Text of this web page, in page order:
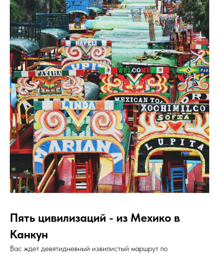
Пять цивилизаций - из Мехико в
Канкун
Вас ждет девятидневный извилистый маршрут по